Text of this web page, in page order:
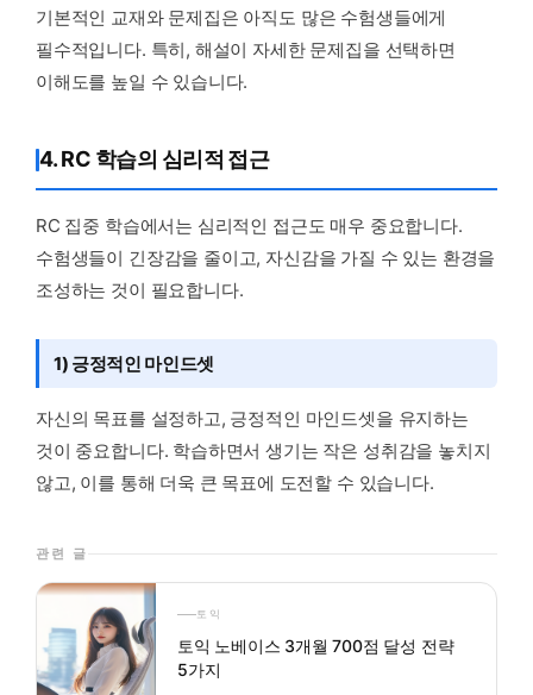
기본적인 교재와 문제집은 아직도 많은 수험생들에게
필수적입니다. 특히, 해설이 자세한 문제집을 선택하면
이해도를 높일 수 있습니다.
4. RC 학습의 심리적 접근
RC 집중 학습에서는 심리적인 접근도 매우 중요합니다.
수험생들이 긴장감을 줄이고, 자신감을 가질 수 있는 환경을
조성하는 것이 필요합니다.
1) 긍정적인 마인드셋
자신의 목표를 설정하고, 긍정적인 마인드셋을 유지하는
것이 중요합니다. 학습하면서 생기는 작은 성취감을 놓치지
않고, 이를 통해 더욱 큰 목표에 도전할 수 있습니다.
관련 글
토익
토익 노베이스 3개월 700점 달성 전략
5가지